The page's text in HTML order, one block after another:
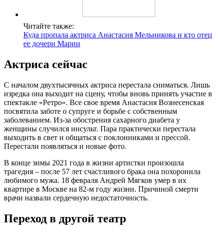
Читайте также:
Куда пропала актриса Анастасия Мельникова и кто отец
ее дочери Марии
Актриса сейчас
С началом двухтысячных актриса перестала сниматься. Лишь
изредка она выходит на сцену, чтобы вновь принять участие в
спектакле «Ретро». Все свое время Анастасия Вознесенская
посвятила заботе о супруге и борьбе с собственным
заболеванием. Из-за обострения сахарного диабета у
женщины случился инсульт. Пара практически перестала
выходить в свет и общаться с поклонниками и прессой.
Перестали появляться и новые фото.
В конце зимы 2021 года в жизни артистки произошла
трагедия – после 57 лет счастливого брака она похоронила
любимого мужа. 18 февраля Андрей Мягков умер в их
квартире в Москве на 82-м году жизни. Причиной смерти
врачи назвали сердечную недостаточность.
Переход в другой театр